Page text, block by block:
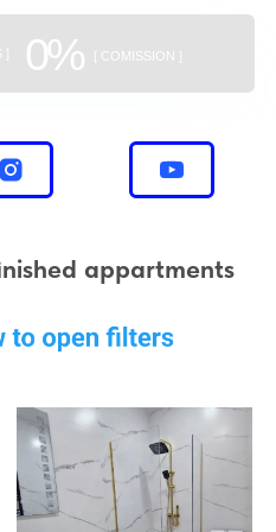
0% [ COMISSION ]
appartments